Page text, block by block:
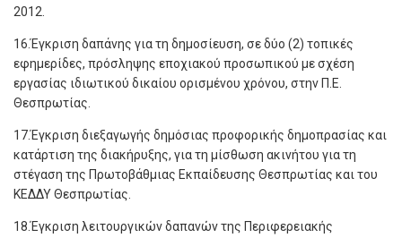
2012.
16.Έγκριση δαπάνης για τη δημοσίευση, σε δύο (2) τοπικές
εφημερίδες, πρόσληψης εποχιακού προσωπικού με σχέση
εργασίας ιδιωτικού δικαίου ορισμένου χρόνου, στην Π.Ε.
Θεσπρωτίας.
17.Έγκριση διεξαγωγής δημόσιας προφορικής δημοπρασίας και
κατάρτιση της διακήρυξης, για τη μίσθωση ακινήτου για τη
στέγαση της Πρωτοβάθμιας Εκπαίδευσης Θεσπρωτίας και του
ΚΕΔΔΥ Θεσπρωτίας.
18.Έγκριση λειτουργικών δαπανών της Περιφερειακής